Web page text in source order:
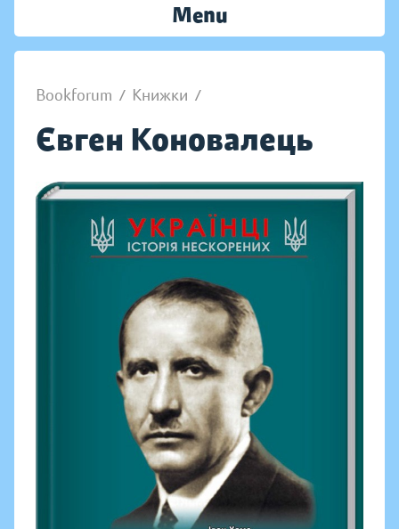
Menu
Bookforum / Книжки /
Євген Коновалець